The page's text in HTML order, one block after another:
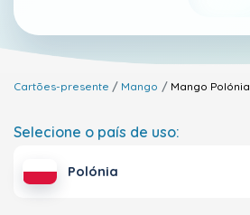
Cartões-presente Mango Mango Polónia
Selecione o país de uso:
Polónia